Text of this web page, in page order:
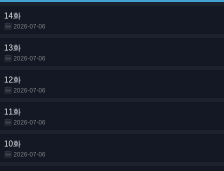
14화
2026-07-06
13화
2026-07-06
12화
2026-07-06
11화
2026-07-06
10화
2026-07-06